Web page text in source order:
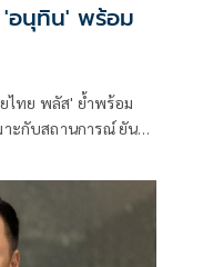
'อนุทิน' พร้อม
ไทย พลัส' ย้ำพร้อม
ะกับสถานการณ์ ยัน